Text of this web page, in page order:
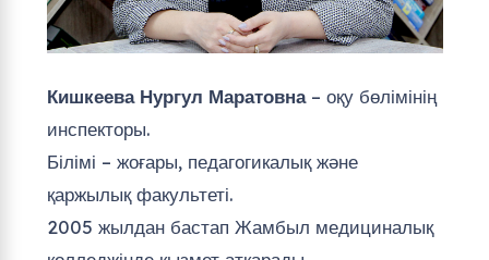
Кишкеева Нургул Маратовна– оқу бөлімінің
инспекторы.
Білімі – жоғары, педагогикалық және
қаржылық факультеті.
2005 жылдан бастап Жамбыл медициналық